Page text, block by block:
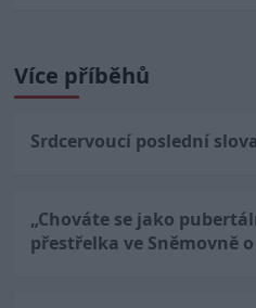
Více příběhů
Srdcervoucí poslední
„Chováte se jako
přestřelka ve Sněmovně